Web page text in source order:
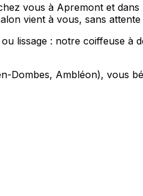
vous à Apremont et
vient à vous, sans
lissage : notre coiffeuse à
Ambléon), vous